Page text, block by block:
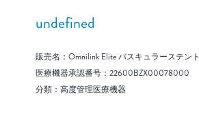
undefined
販売名：Omnilink Elite バスキュラーステント
医療機器承認番号：22600BZX00078000
分類：高度管理医療機器